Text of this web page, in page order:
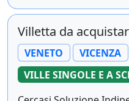
Villetta da
VENETO VICENZA
VILLE SINGOLE E A